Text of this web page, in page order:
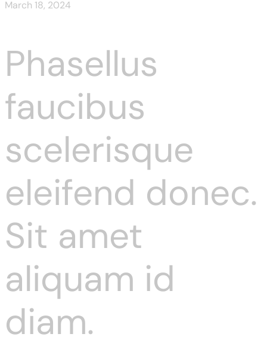
March 18, 2024
Phasellus
faucibus
scelerisque
eleifend donec.
Sit amet
aliquam id
diam.